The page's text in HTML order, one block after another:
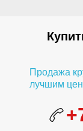
Продажа
лучшим